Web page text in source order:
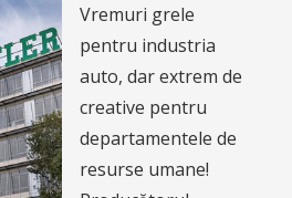
Vremuri grele
pentru industria
auto, dar extrem de
creative pentru
departamentele de
resurse umane!